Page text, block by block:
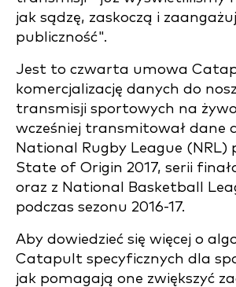
jak sądzę, zaskoczą i
publiczność".
Jest to czwarta umowa
komercjalizację danych do
transmisji sportowych na
wcześniej transmitował dane
National Rugby League (NRL)
State of Origin 2017, serii
oraz z National Basketball
podczas sezonu 2016-17.
Aby dowiedzieć się więcej o
Catapult specyficznych dla
jak pomagają one zwiększyć